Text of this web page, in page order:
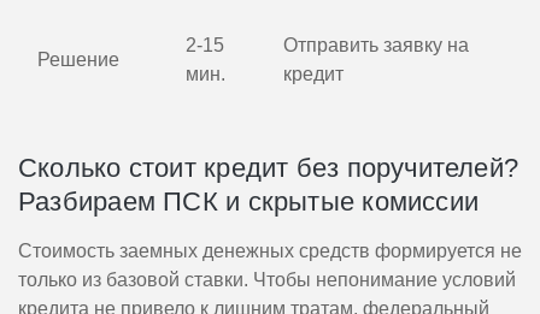
Решение
2-15
мин.
Отправить заявку на
кредит
Сколько стоит кредит без поручителей?
Разбираем ПСК и скрытые комиссии
Стоимость заемных денежных средств формируется не
только из базовой ставки. Чтобы непонимание условий
кредита не привело к лишним тратам, федеральный